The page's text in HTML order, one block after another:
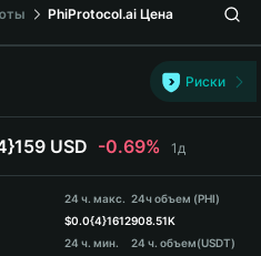
PhiProtocol.ai Цена
Риски
USD -0.69% 1д
24 ч. макс.
$0.0{4}1612
24 ч. мин.
24ч объем (PHI)
908.51K
24 ч. объем(USDT)